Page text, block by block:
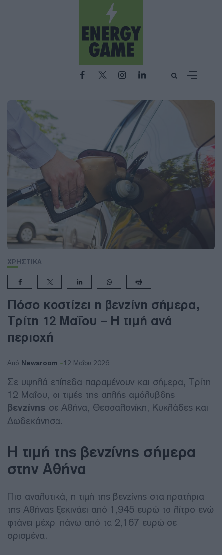
ΧΡΗΣΤΙΚΑ
Πόσο κοστίζει η βενζίνη σήμερα,
Τρίτη 12 Μαΐου – Η τιμή ανά
περιοχή
Από Newsroom 12 Μαΐου 2026
Σε υψηλά επίπεδα παραμένουν και σήμερα, Τρίτη
12 Μαΐου, οι τιμές της απλής αμόλυβδης
βενζίνης σε Αθήνα, Θεσσαλονίκη, Κυκλάδες και
Δωδεκάνησα.
Η τιμή της βενζίνης σήμερα
στην Αθήνα
Πιο αναλυτικά, η τιμή της βενζίνης στα πρατήρια
της Αθήνας ξεκινάει από 1,945 ευρώ το λίτρο ενώ
φτάνει μέχρι πάνω από τα 2,167 ευρώ σε
ορισμένα.